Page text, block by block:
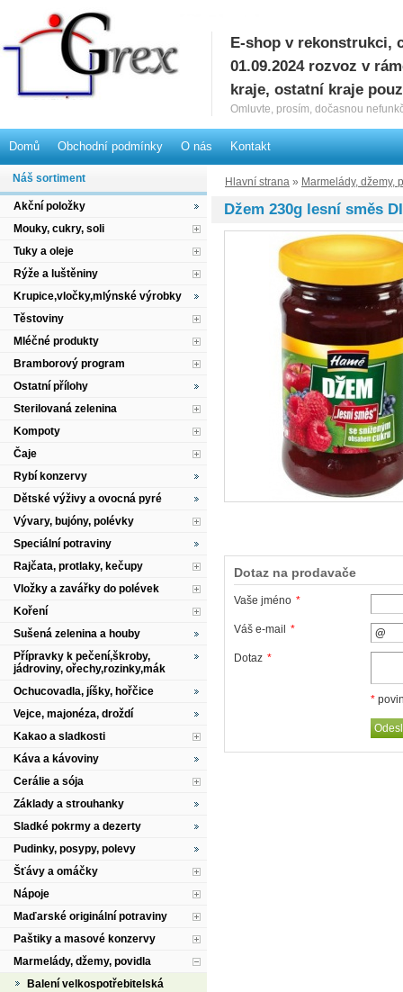
Hlavní strana » Marmelády, džemy,
Džem 230g lesní směs
Dotaz na prodavače
Vaše jméno *
Váš e-mail *
Dotaz *
*
Náš sortiment
Akční položky
Mouky, cukry, soli
Tuky a oleje
Rýže a luštěniny
Krupice,vločky,mlýnské výrobky
Těstoviny
Mléčné produkty
Bramborový program
Ostatní přílohy
Sterilovaná zelenina
Kompoty
Čaje
Rybí konzervy
Dětské výživy a ovocná pyré
Vývary, bujóny, polévky
Speciální potraviny
Rajčata, protlaky, kečupy
Vložky a zavářky do polévek
Koření
Sušená zelenina a houby
Přípravky k pečení,škroby,
jádroviny, ořechy,rozinky,mák
Ochucovadla, jíšky, hořčice
Vejce, majonéza, droždí
Kakao a sladkosti
Káva a kávoviny
Cerálie a sója
Základy a strouhanky
Sladké pokrmy a dezerty
Pudinky, posypy, polevy
Šťávy a omáčky
Nápoje
Maďarské originální potraviny
Paštiky a masové konzervy
Marmelády, džemy, povidla
Balení velkospotřebitelská
G
E-shop v rekonstrukci,
01.09.2024 rozvoz v
kraje, ostatní kraje
Omluvte, prosím, dočasnou
Domů Obchodní podmínky O nás Kontakt